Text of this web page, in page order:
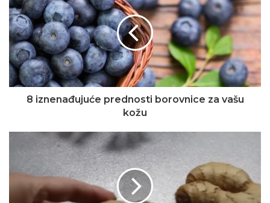
8 iznenađujuće prednosti borovnice za vašu
kožu